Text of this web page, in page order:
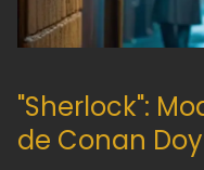
"Sherlock":
de Conan